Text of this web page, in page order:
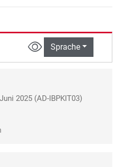
Sprache
Juni 2025 (AD-IBPKIT03)